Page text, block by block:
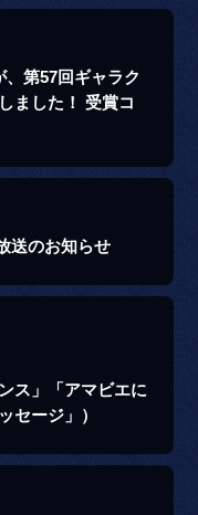
第57回ギャラク
ました！ 受賞コ
送のお知らせ
ス」「アマビエに
セージ」）